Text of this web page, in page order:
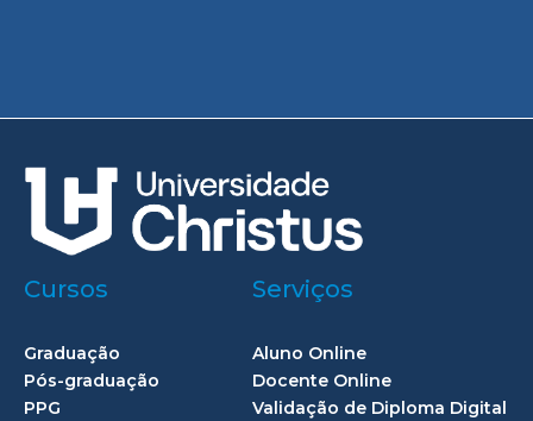
Cursos
Graduação
Pós-graduação
PPG
Serviços
Aluno Online
Docente Online
Validação de Diploma Digital